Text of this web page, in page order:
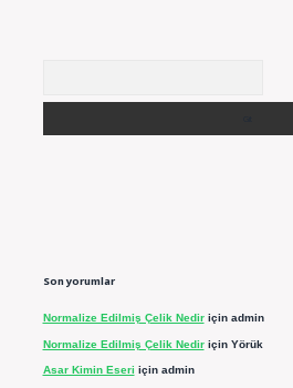
Son yorumlar
Normalize Edilmiş Çelik Nediriçin admin
Normalize Edilmiş Çelik Nediriçin Yörük
Asar Kimin Eseri için admin